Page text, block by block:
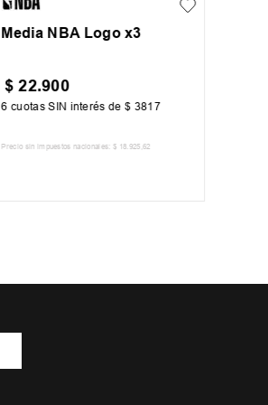
Media NBA Logo x3
$ 22.900
6 cuotas SIN interés de$ 3817
Precio sin impuestos nacionales: $ 18.925 ,62